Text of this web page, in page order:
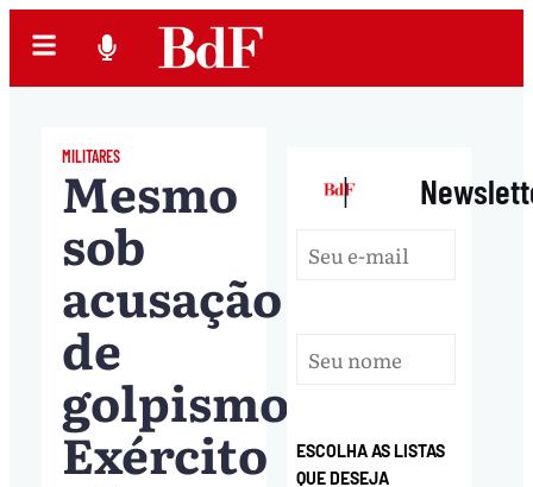
MILITARES
Mesmo
sob
acusação
de
golpismo,
Exército
|
ESCOLHA AS LISTAS
QUE DESEJA